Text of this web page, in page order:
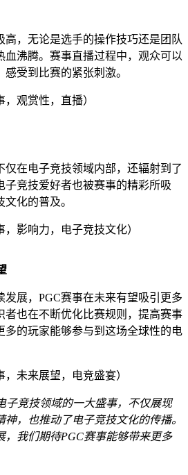
高，无论是选手的操作技巧还是团队
血沸腾。赛事直播过程中，观众可以
受到比赛的紧张刺激。
，观赏性，直播）
仅在电子竞技领域内部，还辐射到了
子竞技爱好者也被赛事的精彩所吸
化的普及。
，影响力，电子竞技文化）
发展，PGC赛事在未来有望吸引更多
者也在不断优化比赛规则，提高赛事
多的玩家能够参与到这场全球性的电
，未来展望，电竞盛宴）
子竞技领域的一大盛事，不仅展现
神，也推动了电子竞技文化的传播。
，我们期待PGC赛事能够带来更多